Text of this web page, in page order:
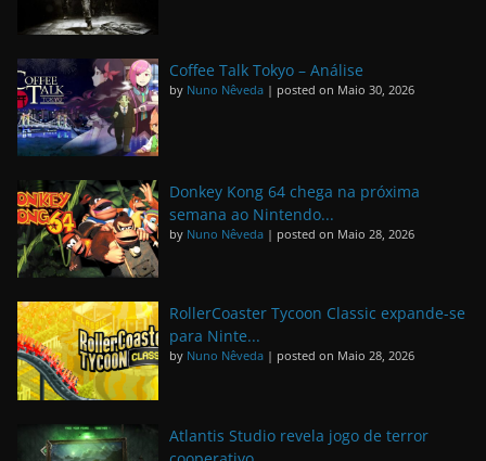
Coffee Talk Tokyo – Análise
by Nuno Nêveda | posted on Maio 30, 2026
Donkey Kong 64 chega na próxima
semana ao Nintendo...
by Nuno Nêveda | posted on Maio 28, 2026
RollerCoaster Tycoon Classic expande-se
para Ninte...
by Nuno Nêveda | posted on Maio 28, 2026
Atlantis Studio revela jogo de terror